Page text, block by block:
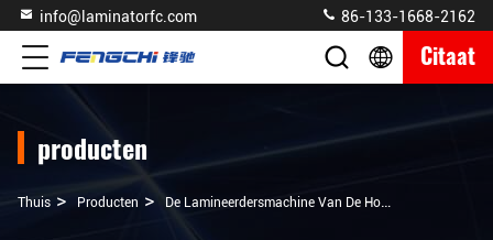
info@laminatorfc.com 86-133-1668-2162
Citaat
producten
Thuis > Producten > De Lamineerdersmachine Van De Hoge Snelheidsfluit